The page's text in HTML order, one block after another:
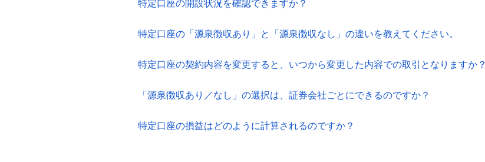
特定口座の開設状況を確認できますか？
特定口座の「源泉徴収あり」と「源泉徴収なし」の違いを教えてください。
特定口座の契約内容を変更すると、いつから変更した内容での取引となりますか？
「源泉徴収あり／なし」の選択は、証券会社ごとにできるのですか？
特定口座の損益はどのように計算されるのですか？